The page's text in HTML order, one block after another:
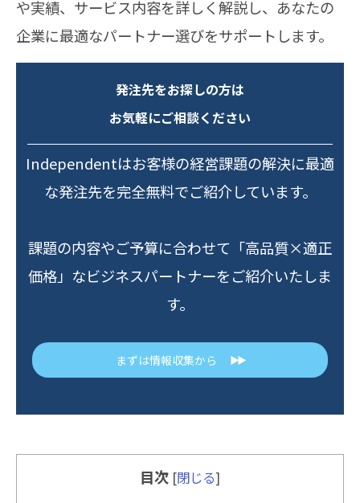
や実績、サービス内容を詳しく解説し、あなたの
企業に最適なパートナー選びをサポートします。
発注先をお探しの方は
お気軽にご相談ください
Independentはお客様の経営課題の解決に最適
な発注先を完全無料でご紹介しています。
課題の内容やご予算に合わせて「高品質×適正
価格」なビジネスパートナーをご紹介いたしま
す。
まずは情報収集から ▶▶
目次 [閉じる]